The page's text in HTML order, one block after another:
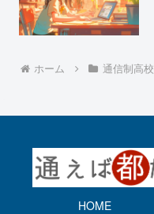
ホーム 通信制高校
HOME